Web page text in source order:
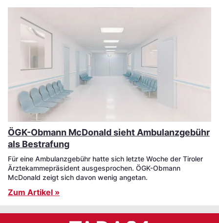
ÖGK-Obmann McDonald sieht Ambulanzgebühr
als Bestrafung
Für eine Ambulanzgebühr hatte sich letzte Woche der Tiroler
Ärztekammepräsident ausgesprochen. ÖGK-Obmann
McDonald zeigt sich davon wenig angetan.
Zum Artikel »